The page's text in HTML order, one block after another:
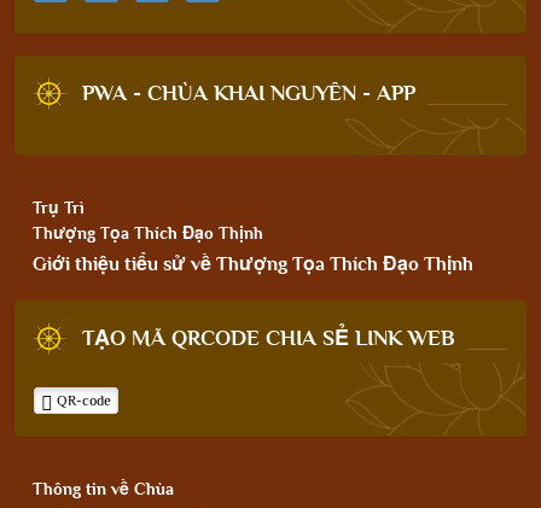
PWA - CHÙA KHAI NGUYÊN - APP
Trụ Trì
Thượng Tọa Thích Đạo Thịnh
Giới thiệu tiểu sử về Thượng Tọa Thích Đạo Thịnh
TẠO MÃ QRCODE CHIA SẺ LINK WEB
QR-code
Thông tin về Chùa